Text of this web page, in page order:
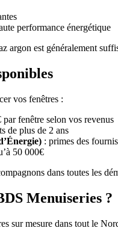
performance énergétique
argon est généralement
vos fenêtres :
par fenêtre selon vos revenus
de plus de 2 ans
: primes des
50 000€
dans toutes les
Menuiseries ?
sur mesure dans tout le